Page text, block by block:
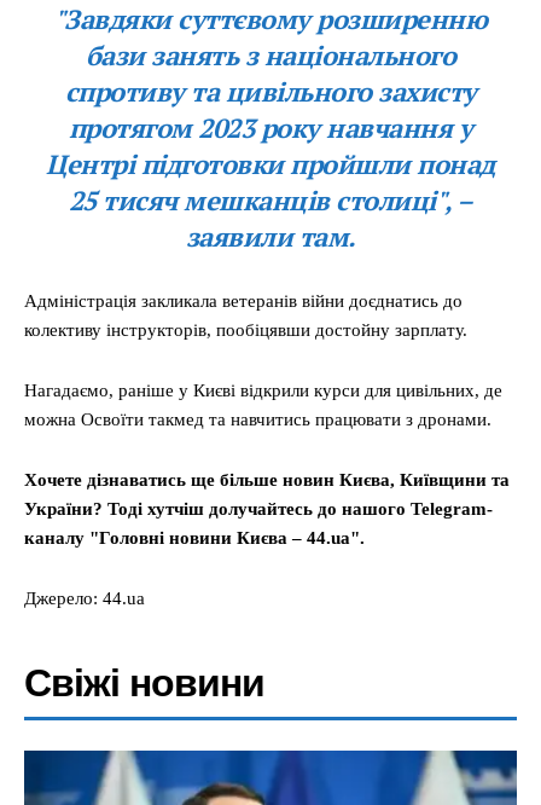
"Завдяки суттєвому розширенню
бази занять з національного
спротиву та цивільного захисту
протягом 2023 року навчання у
Центрі підготовки пройшли понад
25 тисяч мешканців столиці", –
заявили там.
Адміністрація закликала ветеранів війни доєднатись до
колективу інструкторів, пообіцявши достойну зарплату.
Нагадаємо, раніше у Києві відкрили курси для цивільних, де
можна Освоїти такмед та навчитись працювати з дронами.
Хочете дізнаватись ще більше новин Києва, Київщини та
України? Тоді хутчіш долучайтесь до нашого Telegram-
каналу "Головні новини Києва – 44.ua".
Джерело: 44.ua
Свіжі новини